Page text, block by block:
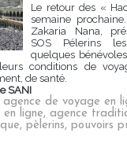
Le retour des «
semaine
Zakaria Nana,
SOS Pélerins
quelques
conditions de
de santé.
SANI
agence de voyage en
en ligne, agence
, pèlerins, pouvoirs